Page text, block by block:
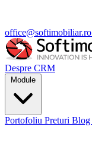
office@softimobiliar.ro
Despre CRM
Module
Portofoliu Preturi Blog